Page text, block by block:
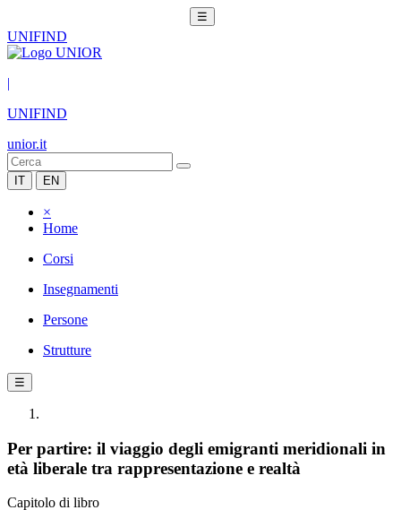
☰
UNIFIND
|
UNIFIND
unior.it
IT EN
×
Home
Corsi
Insegnamenti
Persone
Strutture
☰
Per partire: il viaggio degli emigranti meridionali in
età liberale tra rappresentazione e realtà
Capitolo di libro